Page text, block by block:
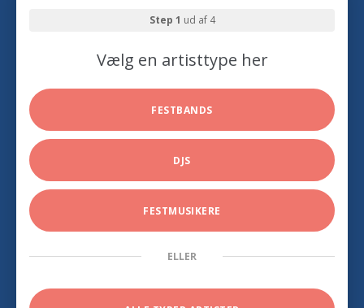
Step 1 ud af 4
Vælg en artisttype her
FESTBANDS
DJS
FESTMUSIKERE
ELLER